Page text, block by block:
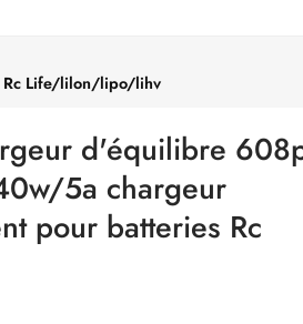
Rc Life/lilon/lipo/lihv
d'équilibre
5a chargeur
pour batteries Rc